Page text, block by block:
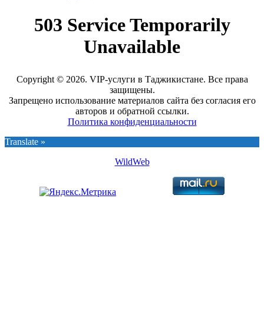
Copyright © 2026. VIP-услуги в Таджикистане. Все права
защищены.
Запрещено использование материалов сайта без согласия его
авторов и обратной ссылки.
Политика конфиденциальности
Translate »
WildWeb